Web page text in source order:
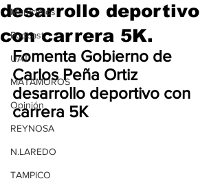
Municipios
Podcast
UAT
MATAMOROS
Opinión
REYNOSA
N.LAREDO
TAMPICO
desarrollo deportivo
con carrera 5K.
Fomenta Gobierno de
Carlos Peña Ortiz
desarrollo deportivo con
carrera 5K